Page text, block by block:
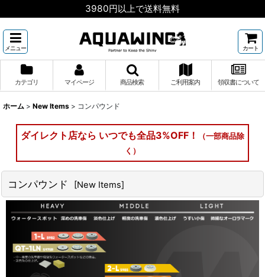
3980円以上で送料無料
メニュー カート
カテゴリ マイページ 商品検索 ご利用案内 領収書について
ホーム > New Items > コンパウンド
ダイレクト店なら いつでも全品3%OFF！
（一部商品除
く）
コンパウンド [New Items]